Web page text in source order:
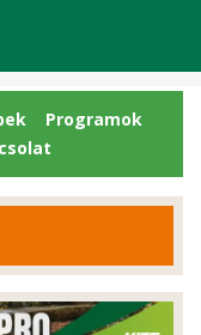
Programok